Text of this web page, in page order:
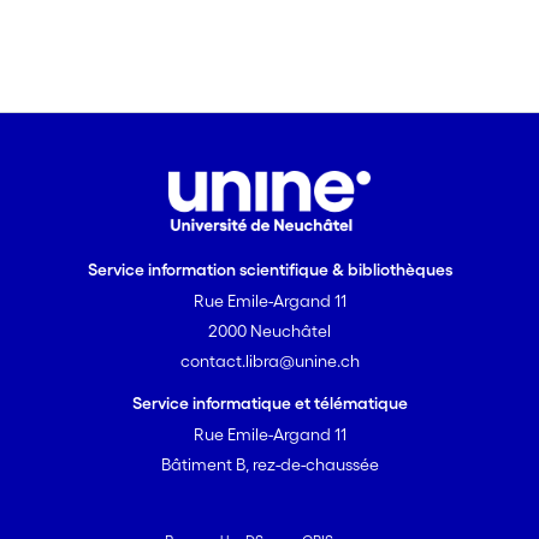
s’articulent entre elles, parfois non sans
difficulté. Ce travail nous permettra
la marge de manoeuvre des cantons
mais également du pouvoir
discrétionnaire des employés dans leurs
pratiques.
Service information scientifique & bibliothèques
Rue Emile-Argand 11
2000 Neuchâtel
contact.libra@unine.ch
Service informatique et télématique
Rue Emile-Argand 11
Bâtiment B, rez-de-chaussée